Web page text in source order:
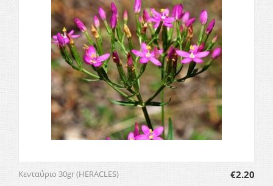
Κενταύριο 30gr (HERACLES) €2.20